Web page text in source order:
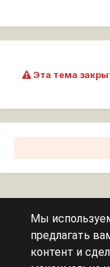
Эта тема
Сейчас на
Мы
предлагать
контент и